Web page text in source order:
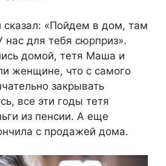
«Пойдем в дом, там
нас для тебя сюрприз».
домой, тетя Маша и
женщине, что с самого
закрывать
все эти годы тетя
из пенсии. А еще
с продажей дома.